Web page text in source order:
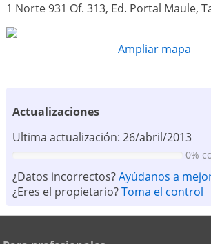
1 Norte 931 Of. 313, Ed. Portal Maule,
Ampliar mapa
Actualizaciones
Ultima actualización: 26/abril/2013
0%
¿Datos incorrectos?Ayúdanos a
¿Eres el propietario?Toma el control